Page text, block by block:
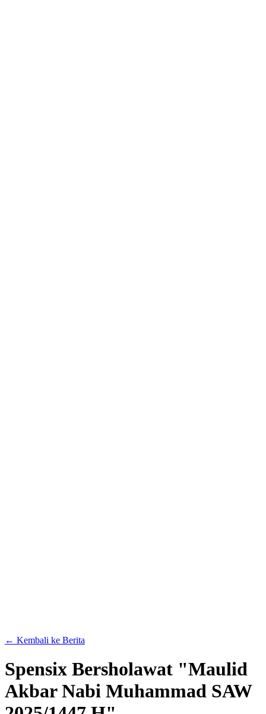
← Kembali ke Berita
Spensix Bersholawat "Maulid
Akbar Nabi Muhammad SAW